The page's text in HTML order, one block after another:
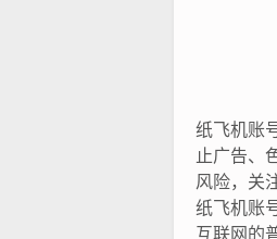
纸飞机账
止广告、
风险，关
纸飞机账
互联网的